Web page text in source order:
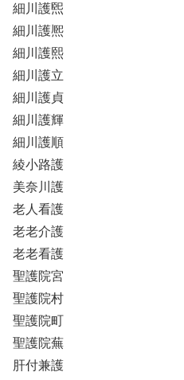
細川護煕
細川護熈
細川護熙
細川護立
細川護貞
細川護輝
細川護順
綾小路護
美奈川護
老人看護
老老介護
老老看護
聖護院宮
聖護院村
聖護院町
聖護院蕪
肝付兼護